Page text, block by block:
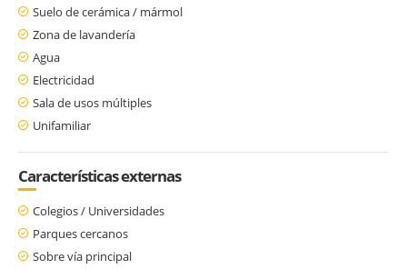
Suelo de cerámica / mármol
Zona de lavandería
Agua
Electricidad
Sala de usos múltiples
Unifamiliar
Características externas
Colegios / Universidades
Parques cercanos
Sobre vía principal